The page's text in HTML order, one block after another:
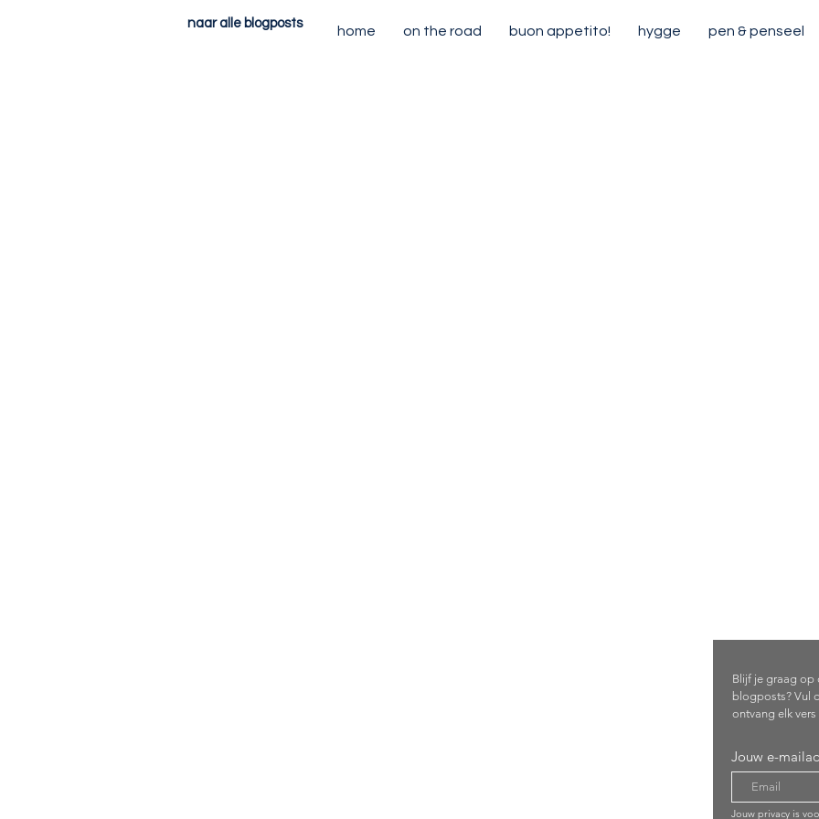
naar alle blogposts
home on the road buon appetito! hygge pen & penseel
Blijf je graag op
blogposts? Vul
ontvang elk
Jouw e-
Jouw privacy is